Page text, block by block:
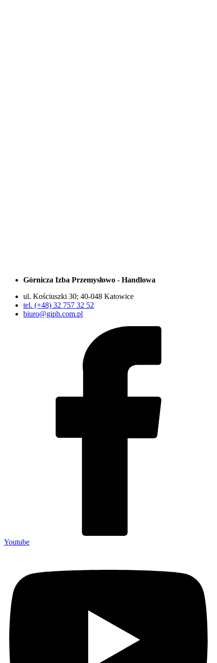
Górnicza Izba Przemysłowo - Handlowa
ul. Kościuszki 30; 40-048 Katowice
tel. (+48) 32 757 32 52
biuro@giph.com.pl
Youtube